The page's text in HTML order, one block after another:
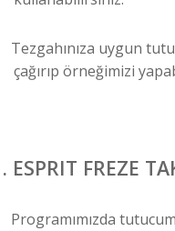
Tezgahınıza uygun
çağırıp örneğimizi
ESPRIT FREZE
Programımızda